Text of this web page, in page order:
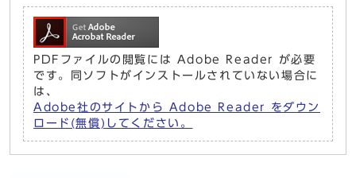
PDFファイルの閲覧には Adobe Reader が必要
です。同ソフトがインストールされていない場合に
は、
Adobe社のサイトから Adobe Reader をダウン
ロード(無償)してください。